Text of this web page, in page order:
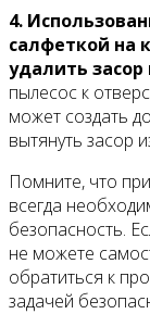
4.
салфеткой на
удалить
пылесос к
может создать
вытянуть засор
Помните, что
всегда
безопасность.
не можете
обратиться к
задачей